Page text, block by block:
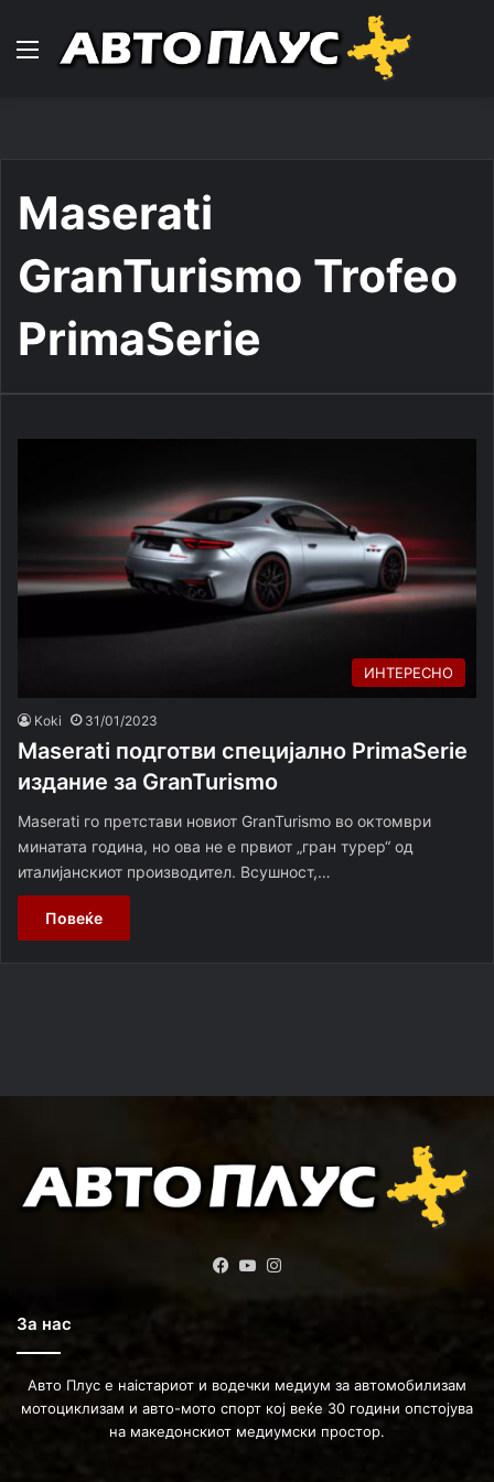
Навигација
Maserati
GranTurismo Trofeo
PrimaSerie
ИНТЕРЕСНО
Koki 31/01/2023
Maserati подготви специјално PrimaSerie
издание за GranTurismo
Maserati го претстави новиот GranTurismo во октомври
минатата година, но ова не e првиот „гран турер“ од
италијанскиот производител. Всушност,…
Повеќе
Facebook
YouTube
За нас
Авто Плус е наістариот и водечки медиум за автомобилизам
мотоциклизам и авто-мото спорт кој веќе 30 години опстојува
на македонскиот медиумски простор.